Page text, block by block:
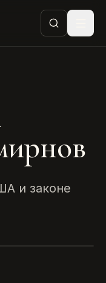
и законе